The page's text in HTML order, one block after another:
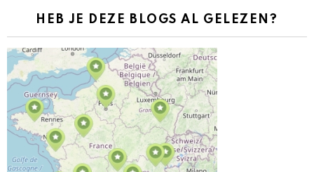
HEB JE DEZE BLOGS AL GELEZEN?